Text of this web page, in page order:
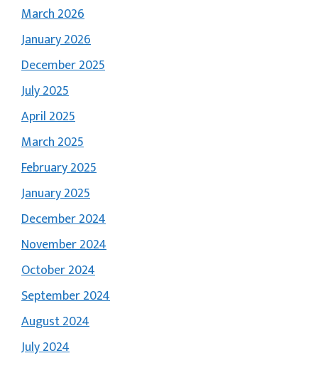
March 2026
January 2026
December 2025
July 2025
April 2025
March 2025
February 2025
January 2025
December 2024
November 2024
October 2024
September 2024
August 2024
July 2024